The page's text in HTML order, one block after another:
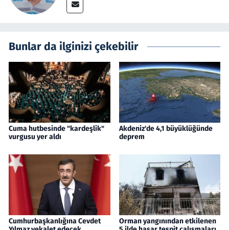
Bunlar da ilginizi çekebilir
Cuma hutbesinde "kardeşlik"
vurgusu yer aldı
Akdeniz'de 4,1 büyüklüğünde
deprem
Cumhurbaşkanlığına Cevdet
Orman yangınından etkilenen